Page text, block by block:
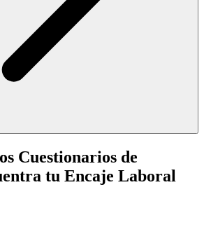
Cuestionarios de
tu Encaje Laboral